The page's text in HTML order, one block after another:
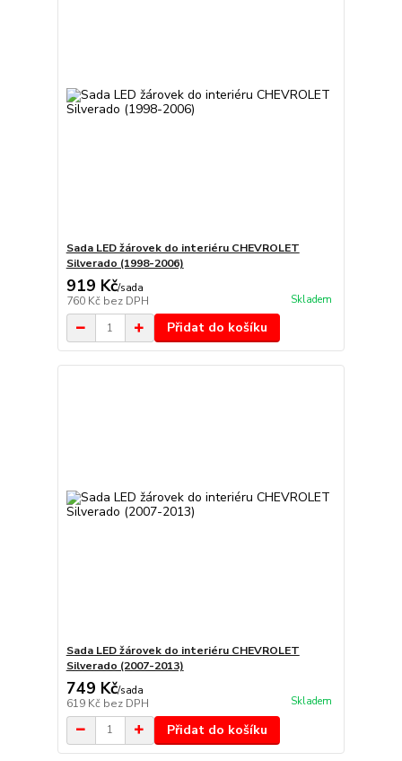
Sada LED žárovek do interiéru CHEVROLET
Silverado (1998-2006)
919 Kč/sada
760 Kč bez DPH Skladem
Přidat do košíku
Sada LED žárovek do interiéru CHEVROLET
Silverado (2007-2013)
749 Kč/sada
619 Kč bez DPH Skladem
Přidat do košíku